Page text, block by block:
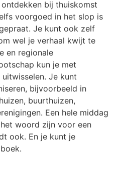
bij thuiskomst
voorgoed in het slop is
Je kunt ook zelf
wel je verhaal kwijt te
en regionale
kun je met
Je kunt
bijvoorbeeld in
buurthuizen,
Een hele middag
woord zijn voor een
ook. En je kunt je